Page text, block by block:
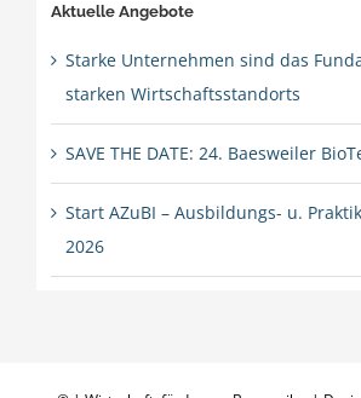
Aktuelle Angebote
Starke Unternehmen sind das
starken Wirtschaftsstandorts
SAVE THE DATE: 24. Baesweiler
Start AZuBI – Ausbildungs- u.
2026